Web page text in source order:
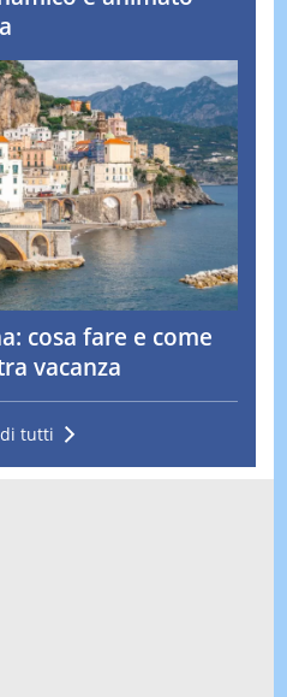
cosa fare e come
vacanza
tutti